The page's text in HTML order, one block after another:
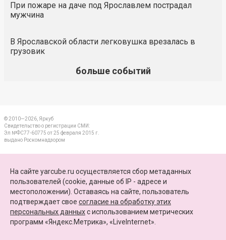
При пожаре на даче под Ярославлем пострадал
мужчина
В Ярославской области легковушка врезалась в
грузовик
больше событий
© 2010—2026, Яркуб
Свидетельство о регистрации СМИ:
Эл №ФС77-60775 от 25 февраля 2015 г.
выдано Роскомнадзором
ПАРТНЕРЫ
КАРТА САЙТА
+7 (4852) 64-15-52
На сайте yarcube.ru осуществляется сбор метаданных
пользователей (cookie, данные об IP - адресе и
местоположении). Оставаясь на сайте, пользователь
подтверждает свое согласие на обработку этих
персональных данныхc использованием метрических
программ «Яндекс.Метрика», «LiveInternet».